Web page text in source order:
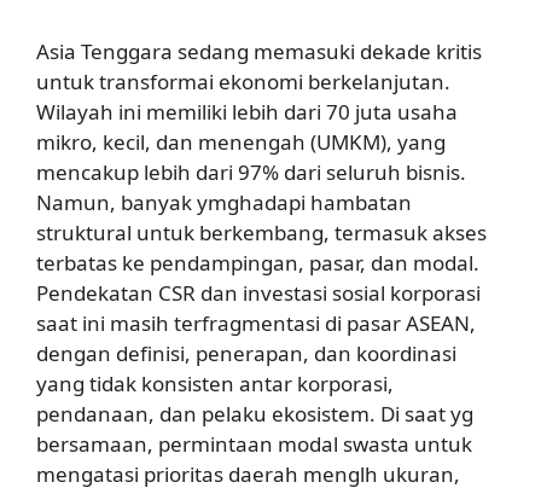
Asia Tenggara sedang memasuki dekade kritis
untuk transformai ekonomi berkelanjutan.
Wilayah ini memiliki lebih dari 70 juta usaha
mikro, kecil, dan menengah (UMKM), yang
mencakup lebih dari 97% dari seluruh bisnis.
Namun, banyak ymghadapi hambatan
struktural untuk berkembang, termasuk akses
terbatas ke pendampingan, pasar, dan modal.
Pendekatan CSR dan investasi sosial korporasi
saat ini masih terfragmentasi di pasar ASEAN,
dengan definisi, penerapan, dan koordinasi
yang tidak konsisten antar korporasi,
pendanaan, dan pelaku ekosistem. Di saat yg
bersamaan, permintaan modal swasta untuk
mengatasi prioritas daerah menglh ukuran,